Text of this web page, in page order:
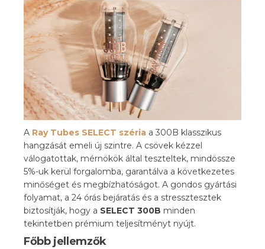
A Ray Tubes SELECT széria a 300B klasszikus
hangzását emeli új szintre. A csövek kézzel
válogatottak, mérnökök által teszteltek, mindössze
5%-uk kerül forgalomba, garantálva a következetes
minőséget és megbízhatóságot. A gondos gyártási
folyamat, a 24 órás bejáratás és a stressztesztek
biztosítják, hogy a SELECT 300B minden
tekintetben prémium teljesítményt nyújt.
Főbb jellemzők